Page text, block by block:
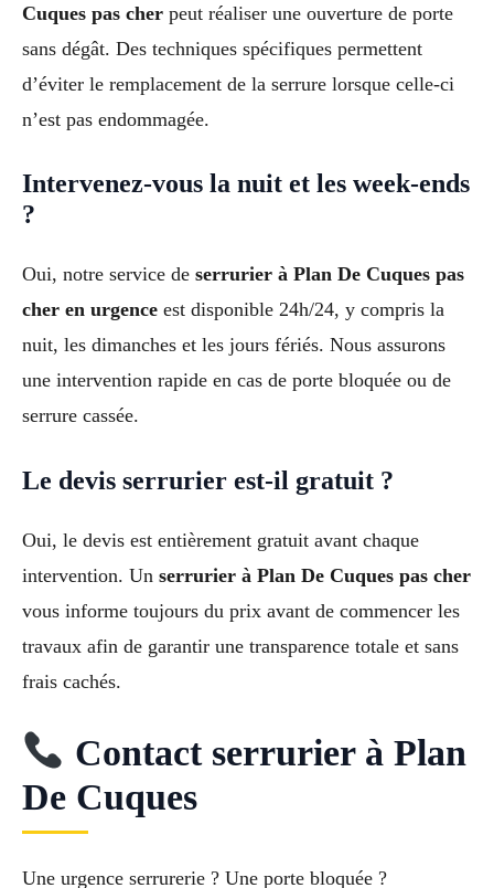
Cuques pas cher peut réaliser une ouverture de porte
sans dégât. Des techniques spécifiques permettent
d’éviter le remplacement de la serrure lorsque celle-ci
n’est pas endommagée.
Intervenez-vous la nuit et les week-ends
?
Oui, notre service de serrurier à Plan De Cuques pas
cher en urgence est disponible 24h/24, y compris la
nuit, les dimanches et les jours fériés. Nous assurons
une intervention rapide en cas de porte bloquée ou de
serrure cassée.
Le devis serrurier est-il gratuit ?
Oui, le devis est entièrement gratuit avant chaque
intervention. Un serrurier à Plan De Cuques pas cher
vous informe toujours du prix avant de commencer les
travaux afin de garantir une transparence totale et sans
frais cachés.
Contact serrurier à Plan
De Cuques
Une urgence serrurerie ? Une porte bloquée ?